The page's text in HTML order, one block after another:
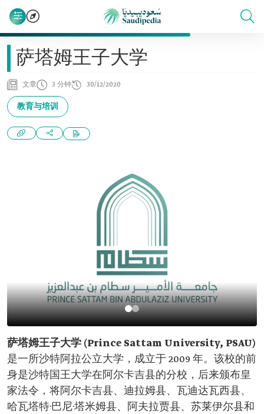
萨塔姆王子大学
文章 3 分钟 30/12/2020
教育与培训
萨塔姆王子大学 (Prince Sattam University, PSAU)
是一所沙特阿拉公立大学，成立于 2009 年。该校的前
身是沙特国王大学在阿尔卡吉县的分校，后来颁布皇
家法令，将阿尔卡吉县、迪拉姆县、瓦迪达瓦西县、
哈瓦塔特·巴尼·塔米姆县、阿夫拉贾县、苏莱伊尔县和